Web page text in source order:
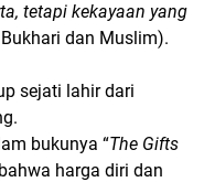
tetapi kekayaan yang
dan Muslim).
sejati lahir dari
bukunya “The Gifts
harga diri dan